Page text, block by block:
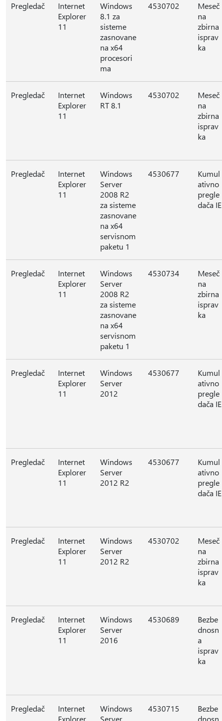
Pregledač
Internet
Explorer
11
Windows
8.1 za
sisteme
zasnovane
na x64
procesori
ma
4530702
Meseč
na
zbirna
isprav
ka
Pregledač
Internet
Explorer
11
Windows
RT 8.1
4530702
Meseč
na
zbirna
isprav
ka
Pregledač
Internet
Explorer
11
Windows
Server
2008 R2
za sisteme
zasnovane
na x64
servisnom
paketu 1
4530677
Kumul
ativno
pregle
dača IE
Pregledač
Internet
Explorer
11
Windows
Server
2008 R2
za sisteme
zasnovane
na x64
servisnom
paketu 1
4530734
Meseč
na
zbirna
isprav
ka
Pregledač
Internet
Explorer
11
Windows
Server
2012
4530677
Kumul
ativno
pregle
dača IE
Pregledač
Internet
Explorer
11
Windows
Server
2012 R2
4530677
Kumul
ativno
pregle
dača IE
Pregledač
Internet
Explorer
11
Windows
Server
2012 R2
4530702
Meseč
na
zbirna
isprav
ka
Pregledač
Internet
Explorer
11
Windows
Server
2016
4530689
Bezbe
dnosn
a
isprav
ka
Pregledač
Internet
Explorer
Windows
Server
4530715
Bezbe
dnosn